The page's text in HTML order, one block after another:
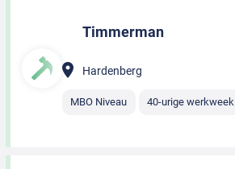
Timmerman
Hardenberg
MBO Niveau 40-urige werkweek